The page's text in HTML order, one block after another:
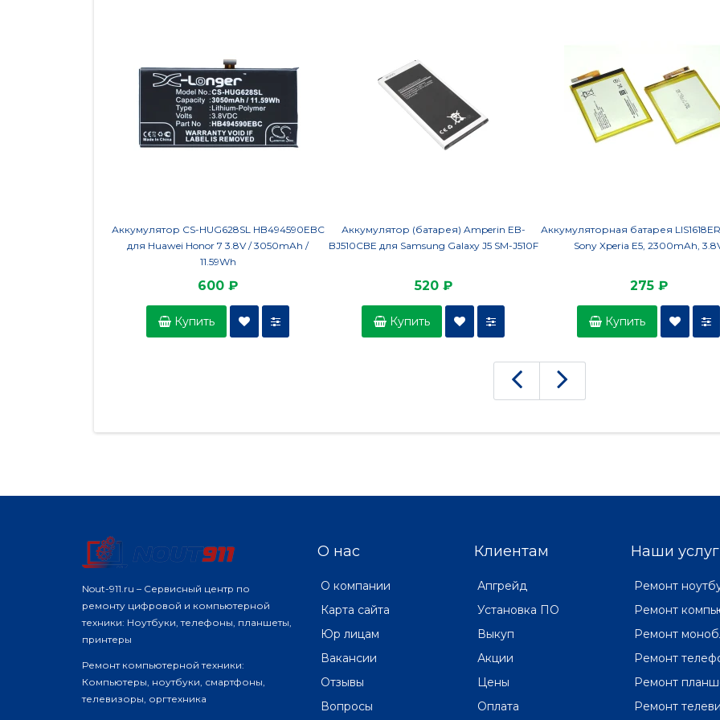
Аккумулятор CS-HUG628SL HB494590EBC
для Huawei Honor 7 3.8V / 3050mAh /
11.59Wh
600 ₽
Купить
Аккумулятор (батарея) Amperin EB-
BJ510CBE для Samsung Galaxy J5 SM-J510F
520 ₽
Купить
Аккумуляторная батарея
Sony Xperia E5, 2300mAh,
275 ₽
Купить
Nout-911.ru – Сервисный центр по
ремонту цифровой и компьютерной
техники: Ноутбуки, телефоны, планшеты,
принтеры
Ремонт компьютерной техники:
Компьютеры, ноутбуки, смартфоны,
телевизоры, оргтехника
О нас
О компании
Карта сайта
Юр лицам
Вакансии
Отзывы
Вопросы
Клиентам
Апгрейд
Установка ПО
Выкуп
Акции
Цены
Оплата
Наши
Ремонт
Ремонт
Ремонт
Ремонт
Ремонт
Ремонт